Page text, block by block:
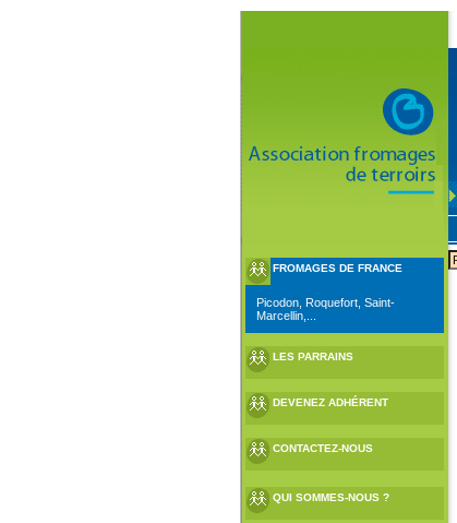
FROMAGES DE FRANCE
Picodon, Roquefort, Saint-
Marcellin,...
LES PARRAINS
DEVENEZ ADHÉRENT
CONTACTEZ-NOUS
QUI SOMMES-NOUS ?